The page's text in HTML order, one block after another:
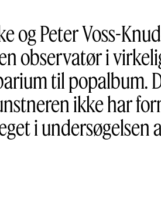
og Peter Voss-
observatør i
til popalbum.
ikke har
i undersøgelsen